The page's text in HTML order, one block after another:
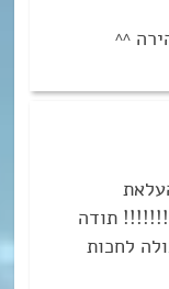
^^
תודה
לחכות